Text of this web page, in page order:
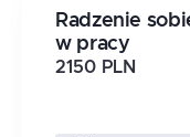
Radzenie
w pracy
2150 PLN